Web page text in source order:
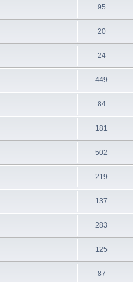
95
20
24
449
84
181
502
219
137
283
125
87